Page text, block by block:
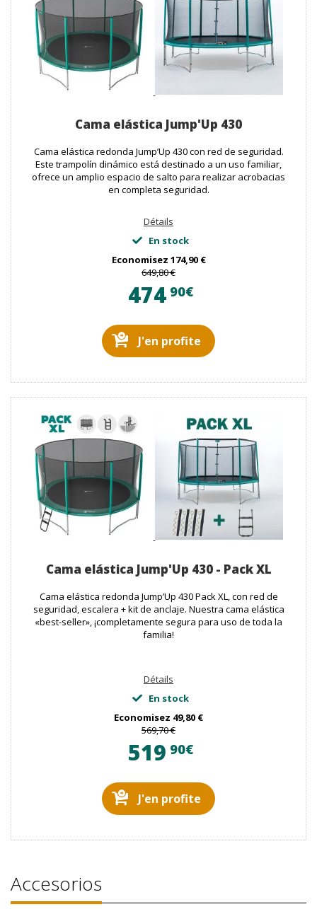
Cama elástica Jump'Up 430
Cama elástica redonda Jump’Up 430 con red de seguridad.
Este trampolín dinámico está destinado a un uso familiar,
ofrece un amplio espacio de salto para realizar acrobacias
en completa seguridad.
Détails
En stock
Economisez 174,90 €
649,80 €
474 90€
J'en profite
Cama elástica Jump'Up 430 - Pack XL
Cama elástica redonda Jump’Up 430 Pack XL, con red de
seguridad, escalera + kit de anclaje. Nuestra cama elástica
«best-seller», ¡completamente segura para uso de toda la
familia!
Détails
En stock
Economisez 49,80 €
569,70 €
519 90€
J'en profite
Accesorios